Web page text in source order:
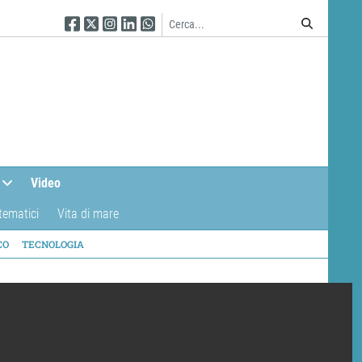
Seguici su Facebook
Seguici su Twitter
Seguici su Instagram
Seguici su Linkedin
Seguici su WhatsApp
Video
Vita di mare
TECNOLOGIA